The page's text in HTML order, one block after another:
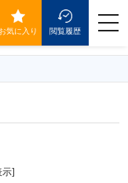
お気に入り 閲覧履歴
示]